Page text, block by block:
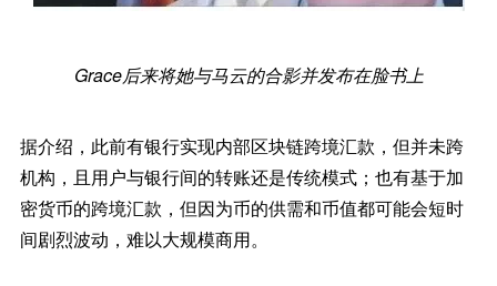
Grace后来将她与马云的合影并发布在脸书上
据介绍，此前有银行实现内部区块链跨境汇款，但并未跨
机构，且用户与银行间的转账还是传统模式；也有基于加
密货币的跨境汇款，但因为币的供需和币值都可能会短时
间剧烈波动，难以大规模商用。